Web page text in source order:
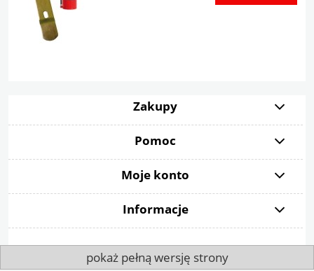
Zakupy
Pomoc
Moje konto
Informacje
pokaż pełną wersję strony